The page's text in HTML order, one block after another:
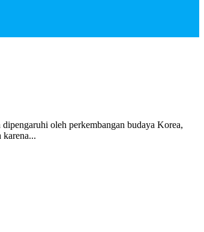
oleh perkembangan budaya Korea,
karena...